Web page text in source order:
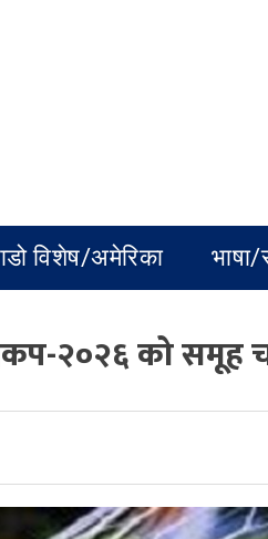
विशेष/अमेरिका भाषा/
२०२६ को समूह